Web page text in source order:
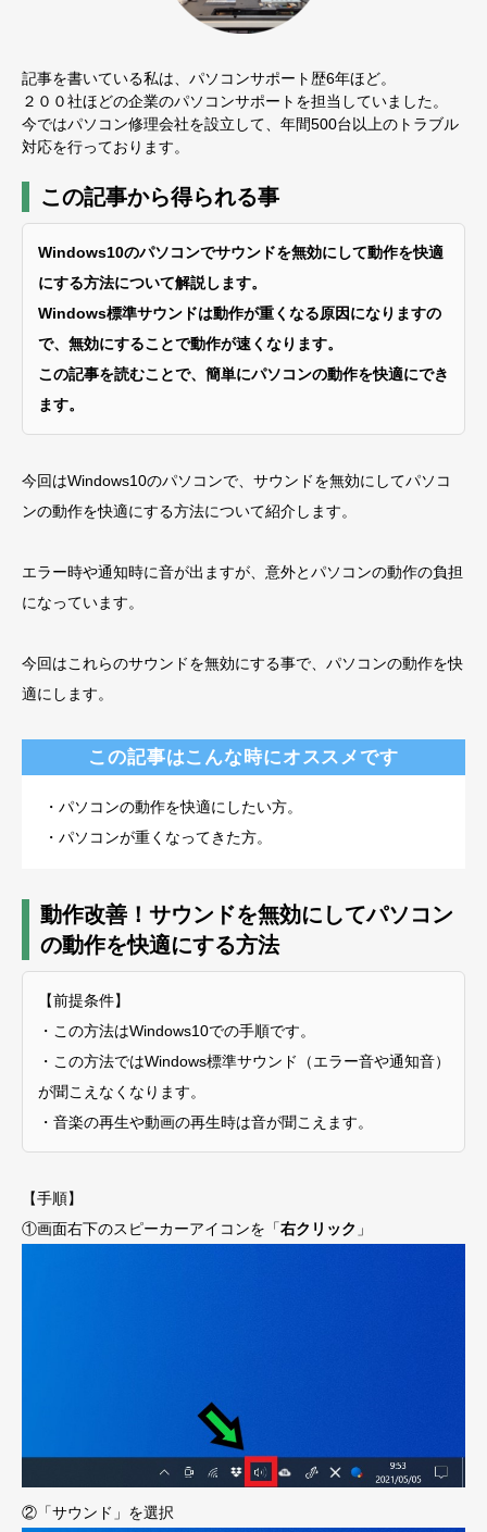
記事を書いている私は、パソコンサポート歴6年ほど。
２００社ほどの企業のパソコンサポートを担当していました。
今ではパソコン修理会社を設立して、年間500台以上のトラブル
対応を行っております。
この記事から得られる事
Windows10のパソコンでサウンドを無効にして動作を快適
にする方法について解説します。
Windows標準サウンドは動作が重くなる原因になりますの
で、無効にすることで動作が速くなります。
この記事を読むことで、簡単にパソコンの動作を快適にでき
ます。
今回はWindows10のパソコンで、サウンドを無効にしてパソコ
ンの動作を快適にする方法について紹介します。
エラー時や通知時に音が出ますが、意外とパソコンの動作の負担
になっています。
今回はこれらのサウンドを無効にする事で、パソコンの動作を快
適にします。
この記事はこんな時にオススメです
・パソコンの動作を快適にしたい方。
・パソコンが重くなってきた方。
動作改善！サウンドを無効にしてパソコン
の動作を快適にする方法
【前提条件】
・この方法はWindows10での手順です。
・この方法ではWindows標準サウンド（エラー音や通知音）
が聞こえなくなります。
・音楽の再生や動画の再生時は音が聞こえます。
【手順】
①画面右下のスピーカーアイコンを「右クリック 」
②「サウンド」を選択